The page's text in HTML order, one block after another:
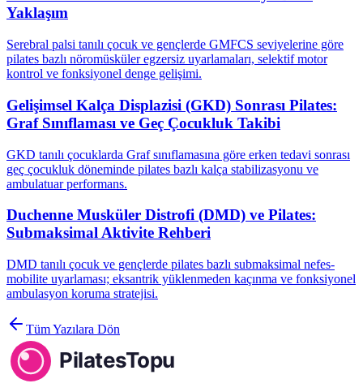
Yaklaşım
Serebral palsi tanılı çocuk ve gençlerde GMFCS seviyelerine göre
pilates bazlı nöromüsküler egzersiz uyarlamaları, selektif motor
kontrol ve fonksiyonel denge gelişimi.
Gelişimsel Kalça Displazisi (GKD) Sonrası Pilates:
Graf Sınıflaması ve Geç Çocukluk Takibi
GKD tanılı çocuklarda Graf sınıflamasına göre erken tedavi sonrası
geç çocukluk döneminde pilates bazlı kalça stabilizasyonu ve
ambulatuar performans.
Duchenne Musküler Distrofi (DMD) ve Pilates:
Submaksimal Aktivite Rehberi
DMD tanılı çocuk ve gençlerde pilates bazlı submaksimal nefes-
mobilite uyarlaması; eksantrik yüklenmeden kaçınma ve fonksiyonel
ambulasyon koruma stratejisi.
Tüm Yazılara Dön